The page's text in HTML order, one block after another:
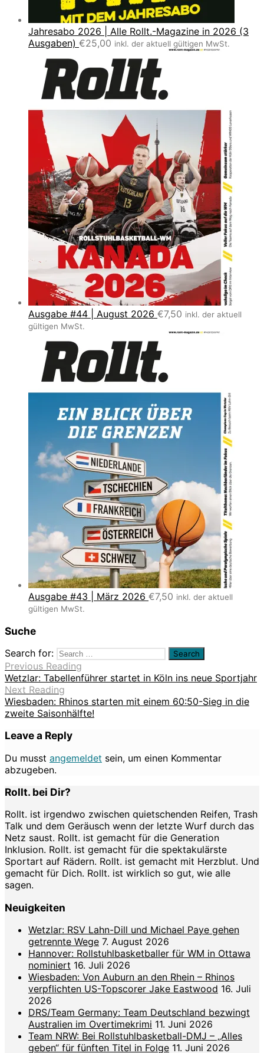
Jahresabo 2026 | Alle Rollt.-Magazine in 2026 (3
Ausgaben) €25,00 inkl. der aktuell gültigen MwSt.
Ausgabe #44 | August 2026 €7,50 inkl. der aktuell
gültigen MwSt.
Ausgabe #43 | März 2026 €7,50 inkl. der aktuell
gültigen MwSt.
Suche
Search for:
Previous Reading
Wetzlar: Tabellenführer startet in Köln ins neue Sportjahr
Next Reading
Wiesbaden: Rhinos starten mit einem 60:50-Sieg in die
zweite Saisonhälfte!
Leave a Reply
Du musst angemeldet sein, um einen Kommentar
abzugeben.
Rollt. bei Dir?
Rollt. ist irgendwo zwischen quietschenden Reifen, Trash
Talk und dem Geräusch wenn der letzte Wurf durch das
Netz saust. Rollt. ist gemacht für die Generation
Inklusion. Rollt. ist gemacht für die spektakulärste
Sportart auf Rädern. Rollt. ist gemacht mit Herzblut. Und
gemacht für Dich. Rollt. ist wirklich so gut, wie alle
sagen.
Neuigkeiten
Wetzlar: RSV Lahn-Dill und Michael Paye gehen
getrennte Wege 7. August 2026
Hannover: Rollstuhlbasketballer für WM in Ottawa
nominiert 16. Juli 2026
Wiesbaden: Von Auburn an den Rhein – Rhinos
verpflichten US-Topscorer Jake Eastwood 16. Juli
2026
DRS/Team Germany: Team Deutschland bezwingt
Australien im Overtimekrimi 11. Juni 2026
Team NRW: Bei Rollstuhlbasketball-DMJ – „Alles
geben“ für fünften Titel in Folge 11. Juni 2026